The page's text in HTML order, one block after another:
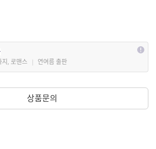
지, 로맨스 | 연여름 출판
상품문의